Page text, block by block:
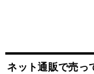
ネット通販で売っ